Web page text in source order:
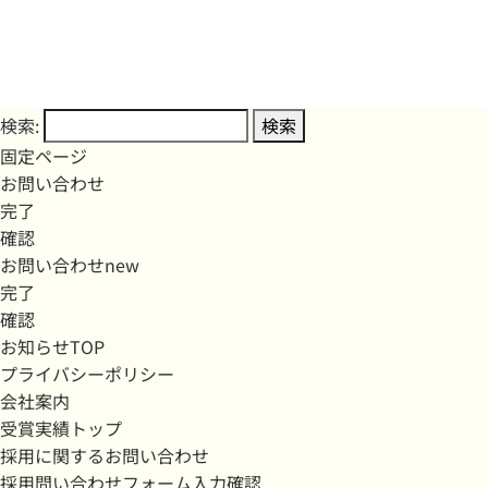
検索:
固定ページ
お問い合わせ
完了
確認
お問い合わせnew
完了
確認
お知らせTOP
プライバシーポリシー
会社案内
受賞実績トップ
採用に関するお問い合わせ
採用問い合わせフォーム入力確認